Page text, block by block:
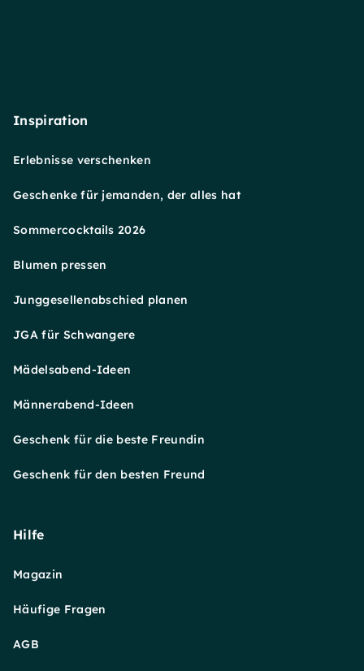
Inspiration
Erlebnisse verschenken
Geschenke für jemanden, der alles hat
Sommercocktails 2026
Blumen pressen
Junggesellenabschied planen
JGA für Schwangere
Mädelsabend-Ideen
Männerabend-Ideen
Geschenk für die beste Freundin
Geschenk für den besten Freund
Hilfe
Magazin
Häufige Fragen
AGB